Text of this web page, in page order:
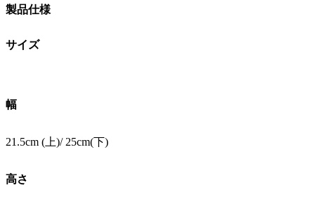
製品仕様
サイズ
幅
21.5cm (上)/ 25cm(下)
高さ